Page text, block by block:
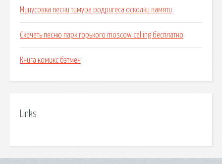
Минусовка песни тимура родригеса осколки памяти
Скачать песню парк горького moscow calling бесплатно
Книга комикс бэтмен
Links